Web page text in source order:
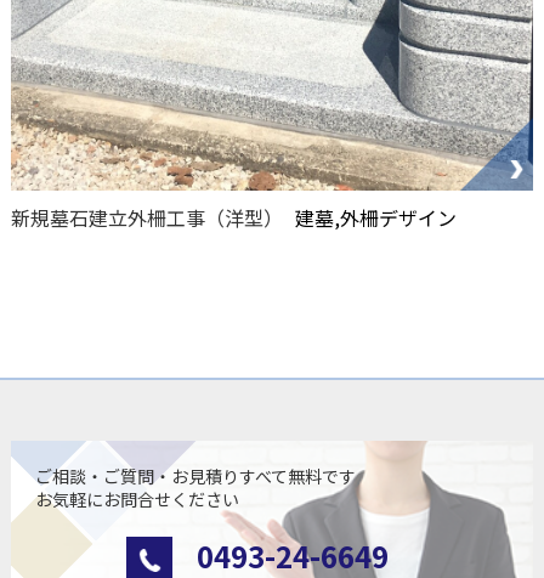
新規墓石建立外柵工事（洋型） 建墓,外柵デザイン
ご相談・ご質問・お見積りすべて無料です
お気軽にお問合せください
0493-24-6649